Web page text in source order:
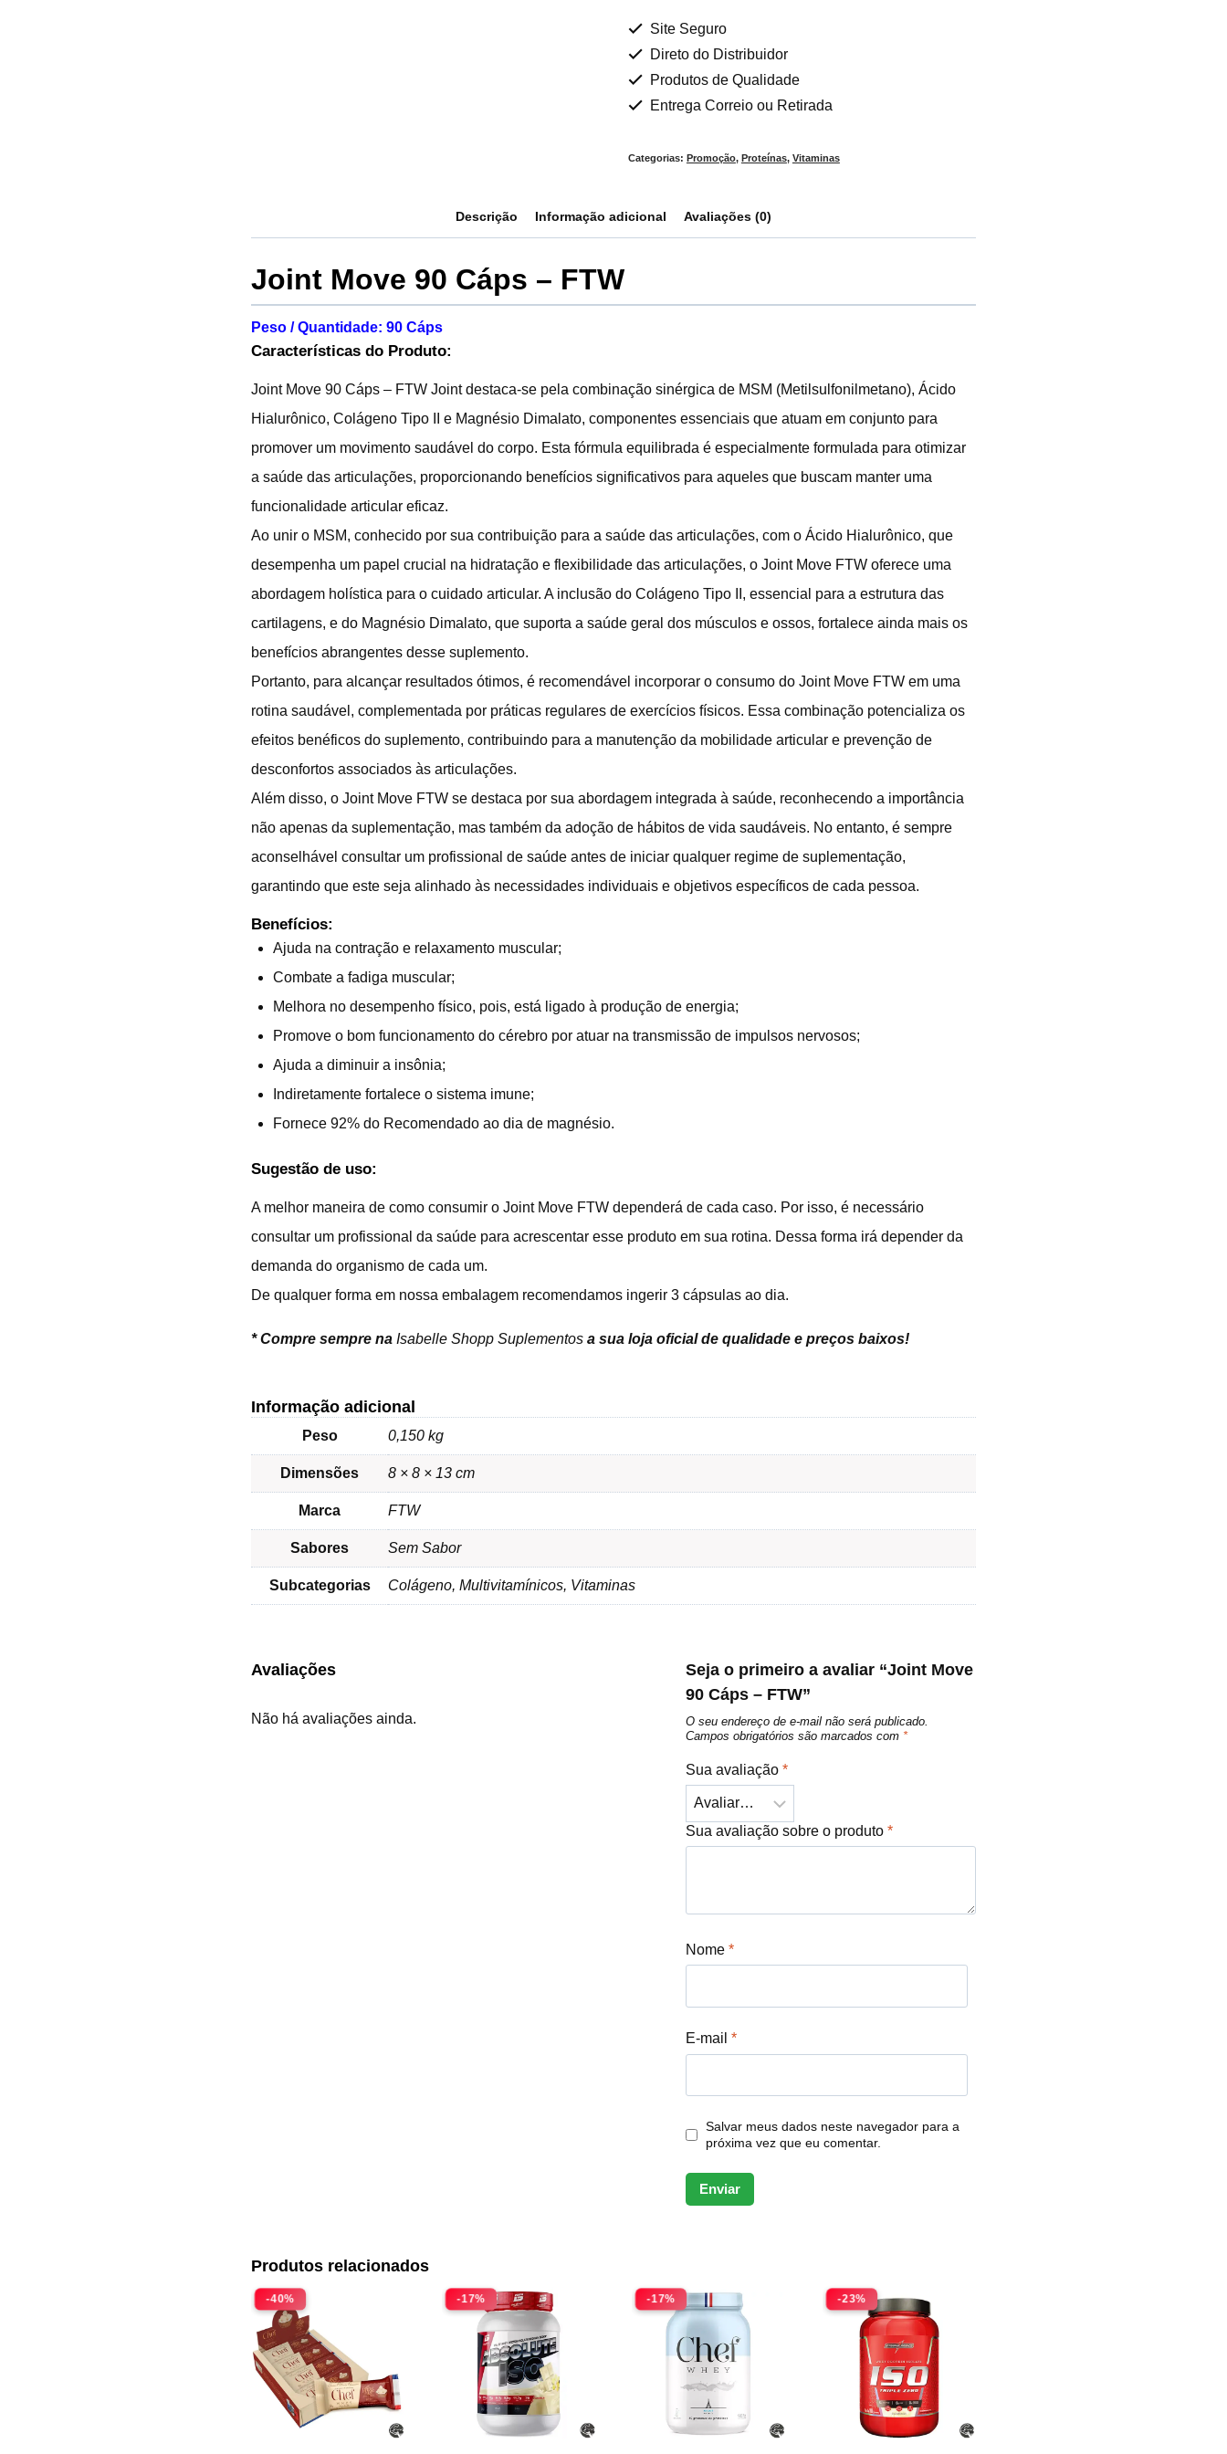
Site Seguro
Direto do Distribuidor
Produtos de Qualidade
Entrega Correio ou Retirada
Categorias: Promoção, Proteínas, Vitaminas
Descrição Informação adicional Avaliações (0)
Joint Move 90 Cáps – FTW
Peso / Quantidade: 90 Cáps
Características do Produto:
Joint Move 90 Cáps – FTW Joint destaca-se pela combinação sinérgica de MSM (Metilsulfonilmetano), Ácido
Hialurônico, Colágeno Tipo II e Magnésio Dimalato, componentes essenciais que atuam em conjunto para
promover um movimento saudável do corpo. Esta fórmula equilibrada é especialmente formulada para otimizar
a saúde das articulações, proporcionando benefícios significativos para aqueles que buscam manter uma
funcionalidade articular eficaz.
Ao unir o MSM, conhecido por sua contribuição para a saúde das articulações, com o Ácido Hialurônico, que
desempenha um papel crucial na hidratação e flexibilidade das articulações, o Joint Move FTW oferece uma
abordagem holística para o cuidado articular. A inclusão do Colágeno Tipo II, essencial para a estrutura das
cartilagens, e do Magnésio Dimalato, que suporta a saúde geral dos músculos e ossos, fortalece ainda mais os
benefícios abrangentes desse suplemento.
Portanto, para alcançar resultados ótimos, é recomendável incorporar o consumo do Joint Move FTW em uma
rotina saudável, complementada por práticas regulares de exercícios físicos. Essa combinação potencializa os
efeitos benéficos do suplemento, contribuindo para a manutenção da mobilidade articular e prevenção de
desconfortos associados às articulações.
Além disso, o Joint Move FTW se destaca por sua abordagem integrada à saúde, reconhecendo a importância
não apenas da suplementação, mas também da adoção de hábitos de vida saudáveis. No entanto, é sempre
aconselhável consultar um profissional de saúde antes de iniciar qualquer regime de suplementação,
garantindo que este seja alinhado às necessidades individuais e objetivos específicos de cada pessoa.
Benefícios:
Ajuda na contração e relaxamento muscular;
Combate a fadiga muscular;
Melhora no desempenho físico, pois, está ligado à produção de energia;
Promove o bom funcionamento do cérebro por atuar na transmissão de impulsos nervosos;
Ajuda a diminuir a insônia;
Indiretamente fortalece o sistema imune;
Fornece 92% do Recomendado ao dia de magnésio.
Sugestão de uso:
A melhor maneira de como consumir o Joint Move FTW dependerá de cada caso. Por isso, é necessário
consultar um profissional da saúde para acrescentar esse produto em sua rotina. Dessa forma irá depender da
demanda do organismo de cada um.
De qualquer forma em nossa embalagem recomendamos ingerir 3 cápsulas ao dia.
*Compre sempre na Isabelle Shopp Suplementos a sua loja oficial de qualidade e preços baixos!
Informação adicional
Peso 0,150 kg
Dimensões 8 × 8 × 13 cm
Marca FTW
Sabores Sem Sabor
Subcategorias Colágeno, Multivitamínicos, Vitaminas
Avaliações
Não há avaliações ainda.
Seja o primeiro a avaliar “Joint Move
90 Cáps – FTW”
O seu endereço de e-mail não será publicado.
Campos obrigatórios são marcados com *
Sua avaliação*
Sua avaliação sobre o produto*
Nome*
E-mail*
Salvar meus dados neste navegador para a
próxima vez que eu comentar.
Produtos relacionados
-40% -17% -17% -23%